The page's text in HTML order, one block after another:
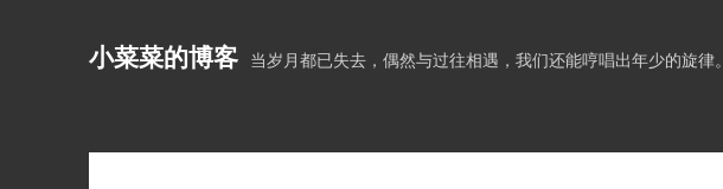
小菜菜的博客 当岁月都已失去，偶然与过往相遇，我们还能哼唱出年少的旋律。